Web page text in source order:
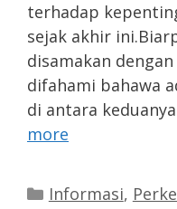
terhadap
sejak akhir
disamakan
difahami bahawa
di antara
more
Categories
Informasi,